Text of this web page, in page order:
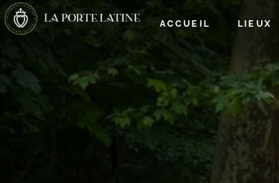
ACCUEIL LIEUX